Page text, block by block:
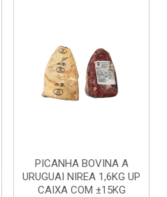
PICANHA BOVINA A
URUGUAI NIREA 1,6KG UP
CAIXA COM ±15KG